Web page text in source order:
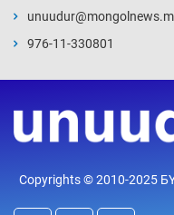
976-11-330801
Copyrights © 2010-2025